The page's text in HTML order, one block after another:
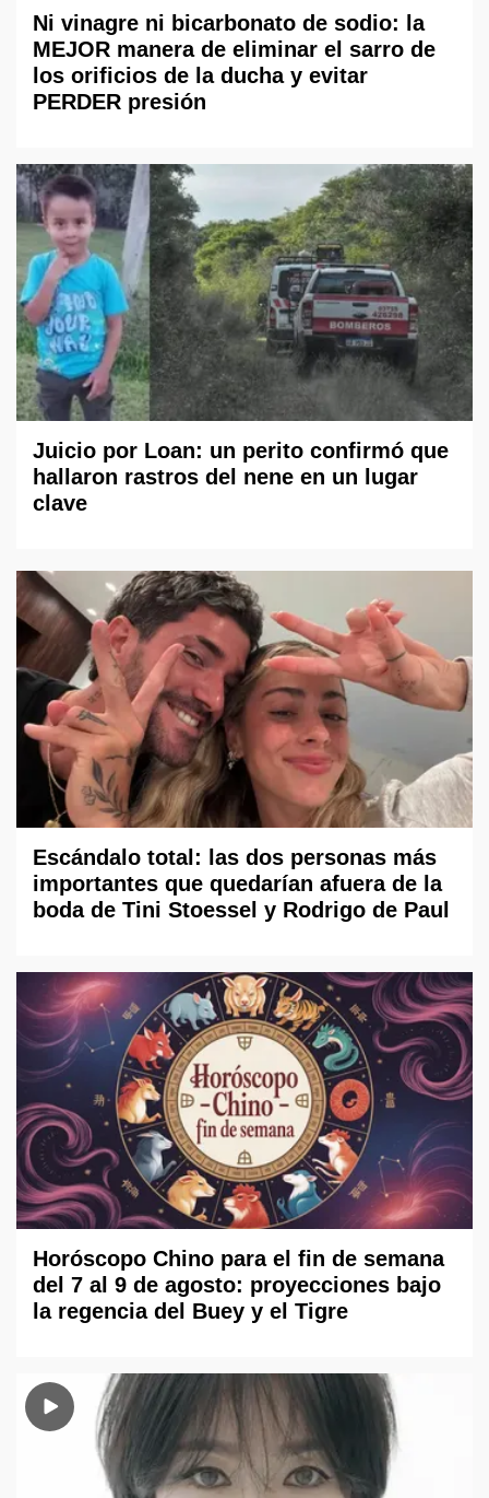
Ni vinagre ni bicarbonato de sodio: la
MEJOR manera de eliminar el sarro de
los orificios de la ducha y evitar
PERDER presión
Juicio por Loan: un perito confirmó que
hallaron rastros del nene en un lugar
clave
Escándalo total: las dos personas más
importantes que quedarían afuera de la
boda de Tini Stoessel y Rodrigo de Paul
Horóscopo Chino para el fin de semana
del 7 al 9 de agosto: proyecciones bajo
la regencia del Buey y el Tigre